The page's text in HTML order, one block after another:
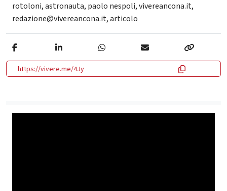
rotoloni,astronauta, paolo nespoli,vivereancona.it,
redazione@vivereancona.it,articolo
https://vivere.me/4Jy